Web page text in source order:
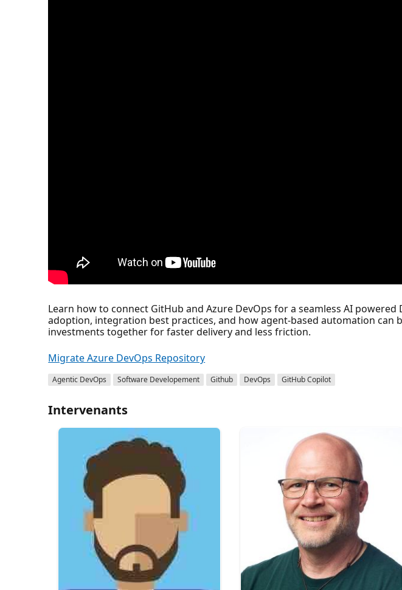
Learn how to connect GitHub and Azure DevOps for a seamless AI
adoption, integration best practices, and how agent-based automation can
investments together for faster delivery and less friction.
Migrate Azure DevOps Repository
Agentic DevOps Software Developement Github DevOps GitHub Copilot
Intervenants